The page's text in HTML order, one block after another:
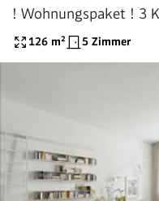
! Wohnungspaket ! 3
126 m² 5 Zimmer